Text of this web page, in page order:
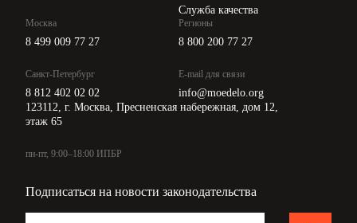
Служба качества
Москва
8 499 009 77 27
Санкт-Петербург
8 812 402 02 02
Регионы
8 800 200 77 27
E-mail для связи
info@moedelo.org
123112, г. Москва, Пресненская набережная, дом 12,
этаж 65
пн-пт, 9:00–18:00 ИПБР
Подписаться на новости законодательства